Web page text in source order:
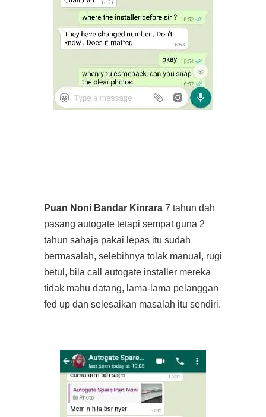
Puan Noni Bandar Kinrara 7 tahun dah
pasang autogate tetapi sempat guna 2
tahun sahaja pakai lepas itu sudah
bermasalah, selebihnya tolak manual, rugi
betul, bila call autogate installer mereka
tidak mahu datang, lama-lama pelanggan
fed up dan selesaikan masalah itu sendiri.